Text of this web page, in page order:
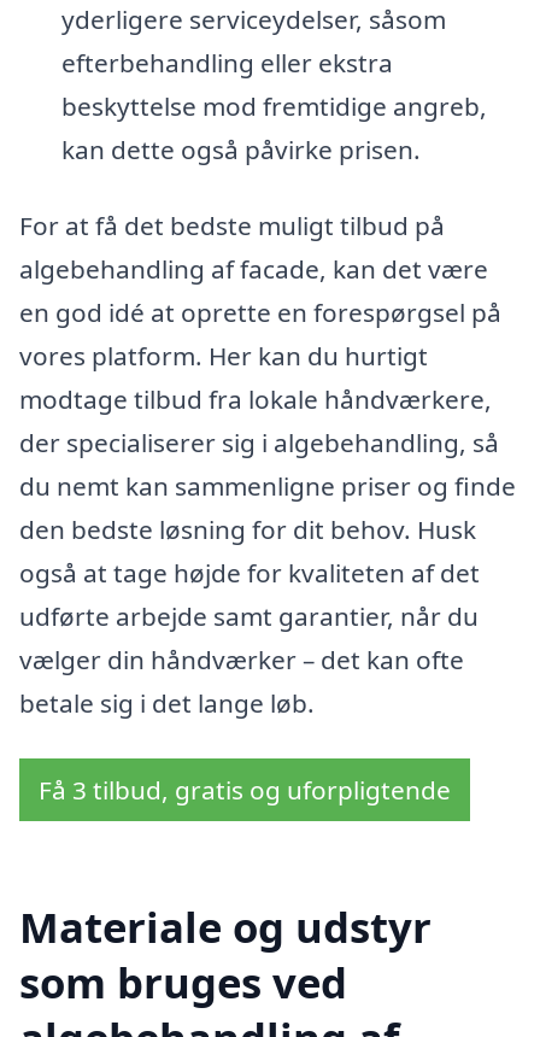
yderligere serviceydelser, såsom
efterbehandling eller ekstra
beskyttelse mod fremtidige angreb,
kan dette også påvirke prisen.
For at få det bedste muligt tilbud på
algebehandling af facade, kan det være
en god idé at oprette en forespørgsel på
vores platform. Her kan du hurtigt
modtage tilbud fra lokale håndværkere,
der specialiserer sig i algebehandling, så
du nemt kan sammenligne priser og finde
den bedste løsning for dit behov. Husk
også at tage højde for kvaliteten af det
udførte arbejde samt garantier, når du
vælger din håndværker – det kan ofte
betale sig i det lange løb.
Få 3 tilbud, gratis og uforpligtende
Materiale og udstyr
som bruges ved